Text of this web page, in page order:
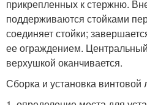
прикрепленных к стержню.
поддерживаются стойками
соединяет стойки;
ее ограждением.
верхушкой оканчивается.
Сборка и установка винтовой